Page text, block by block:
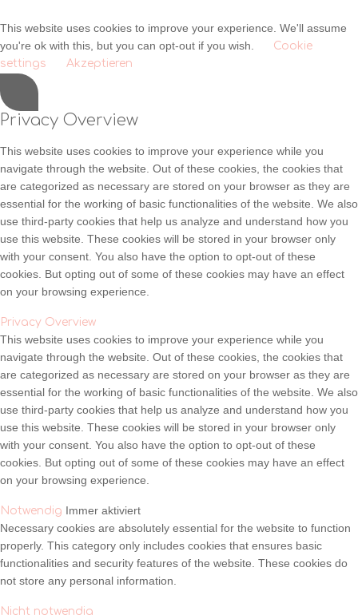
This website uses cookies to improve your experience. We'll assume
you're ok with this, but you can opt-out if you wish.
Cookie
settings
Akzeptieren
Privacy Overview
This website uses cookies to improve your experience while you
navigate through the website. Out of these cookies, the cookies that
are categorized as necessary are stored on your browser as they are
essential for the working of basic functionalities of the website. We also
use third-party cookies that help us analyze and understand how you
use this website. These cookies will be stored in your browser only
with your consent. You also have the option to opt-out of these
cookies. But opting out of some of these cookies may have an effect
on your browsing experience.
Privacy Overview
This website uses cookies to improve your experience while you
navigate through the website. Out of these cookies, the cookies that
are categorized as necessary are stored on your browser as they are
essential for the working of basic functionalities of the website. We also
use third-party cookies that help us analyze and understand how you
use this website. These cookies will be stored in your browser only
with your consent. You also have the option to opt-out of these
cookies. But opting out of some of these cookies may have an effect
on your browsing experience.
Notwendig Immer aktiviert
Necessary cookies are absolutely essential for the website to function
properly. This category only includes cookies that ensures basic
functionalities and security features of the website. These cookies do
not store any personal information.
Nicht notwendig